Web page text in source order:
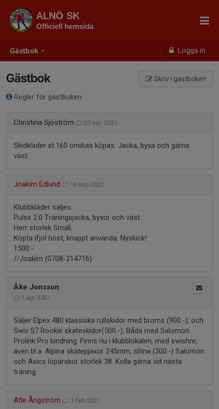
Gästbok Logga in
ALNÖ SK
Officiell hemsida
Gästbok Skriv i gästboken
Regler för gästboken
Christina Sjöström 20 sep 2021
Skidkläder st.160 önskas köpas. Jacka, byxa och gärna
väst.
Joakim Edlund 16 sep 2021
Klubbkläder säljes:
Pulse 2.0 Träningsjacka, byxor och väst.
Herr storlek Small.
Köpta ifjol höst, knappt använda. Nyskick!
1500:-
//Joakim (0708-214716)
Åke Jonsson
1 apr 2021
Säljer Elpex 480 klassiska rullskidor med broms (900.-), och
Swix S7 Rookie skateskidor(500.-). Båda med Salomon
Prolink Pro bindning. Finns nu i klubblokalen, med swishnr,
även bl.a. Alpina skatepjäxor 245mm, slitna (300:-) Salomon
och Asics löparskor storlek 38. Kolla gärna vid nästa
träning.
Atle Ångström 1 feb 2021